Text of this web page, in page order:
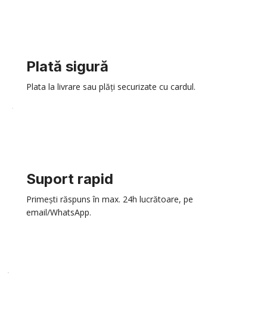
Plată sigură
Plata la livrare sau plăți securizate cu cardul.
Suport rapid
Primești răspuns în max. 24h lucrătoare, pe
email/WhatsApp.